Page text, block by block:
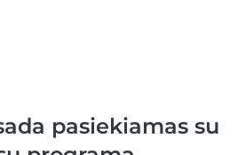
pasiekiamas su